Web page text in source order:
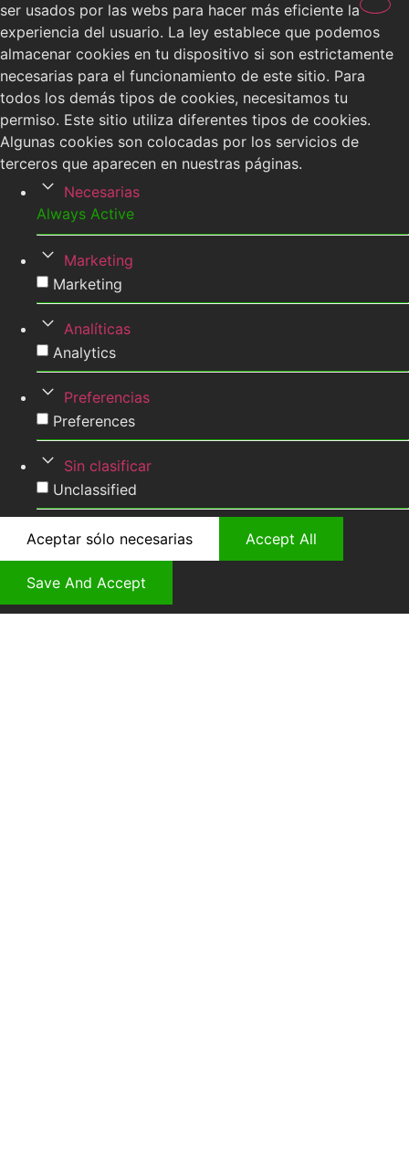
ser usados por las webs para hacer más eficiente la
experiencia del usuario. La ley establece que podemos
almacenar cookies en tu dispositivo si son estrictamente
necesarias para el funcionamiento de este sitio. Para
todos los demás tipos de cookies, necesitamos tu
permiso. Este sitio utiliza diferentes tipos de cookies.
Algunas cookies son colocadas por los servicios de
terceros que aparecen en nuestras páginas.
Necesarias
Always Active
Marketing
Marketing
Analíticas
Analytics
Preferencias
Preferences
Sin clasificar
Unclassified
Aceptar sólo necesarias Accept All
Save And Accept